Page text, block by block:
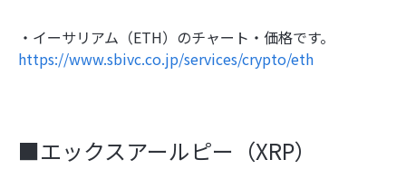
・イーサリアム（ETH）のチャート・価格です。
https://www.sbivc.co.jp/services/crypto/eth
■エックスアールピー（XRP）